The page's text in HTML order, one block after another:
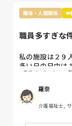
職場・人間関係 👑
職員多すぎな
私の施設は２９
多い日の日中は
なので暇すぎて
2人は掃除担当
掃除担当がされ
もないため廊下
除をしています。
レクは午前と
モチベーション
羅奈
介護福祉士,